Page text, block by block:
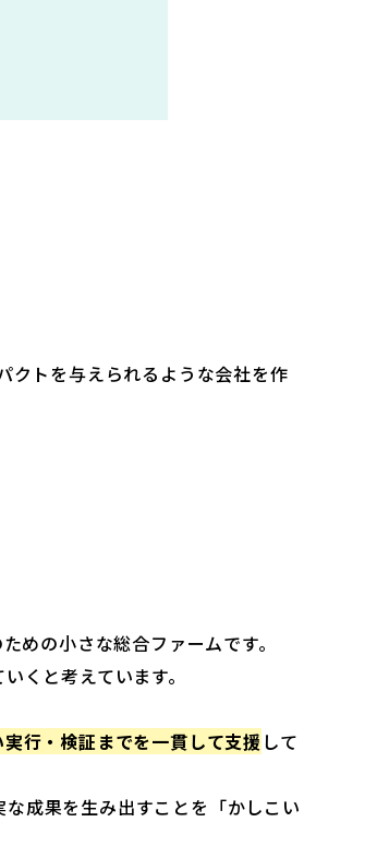
トを与えられるような会社を作
めの小さな総合ファームです。
くと考えています。
行・検証までを一貫して支援 して
成果を生み出すことを「かしこい